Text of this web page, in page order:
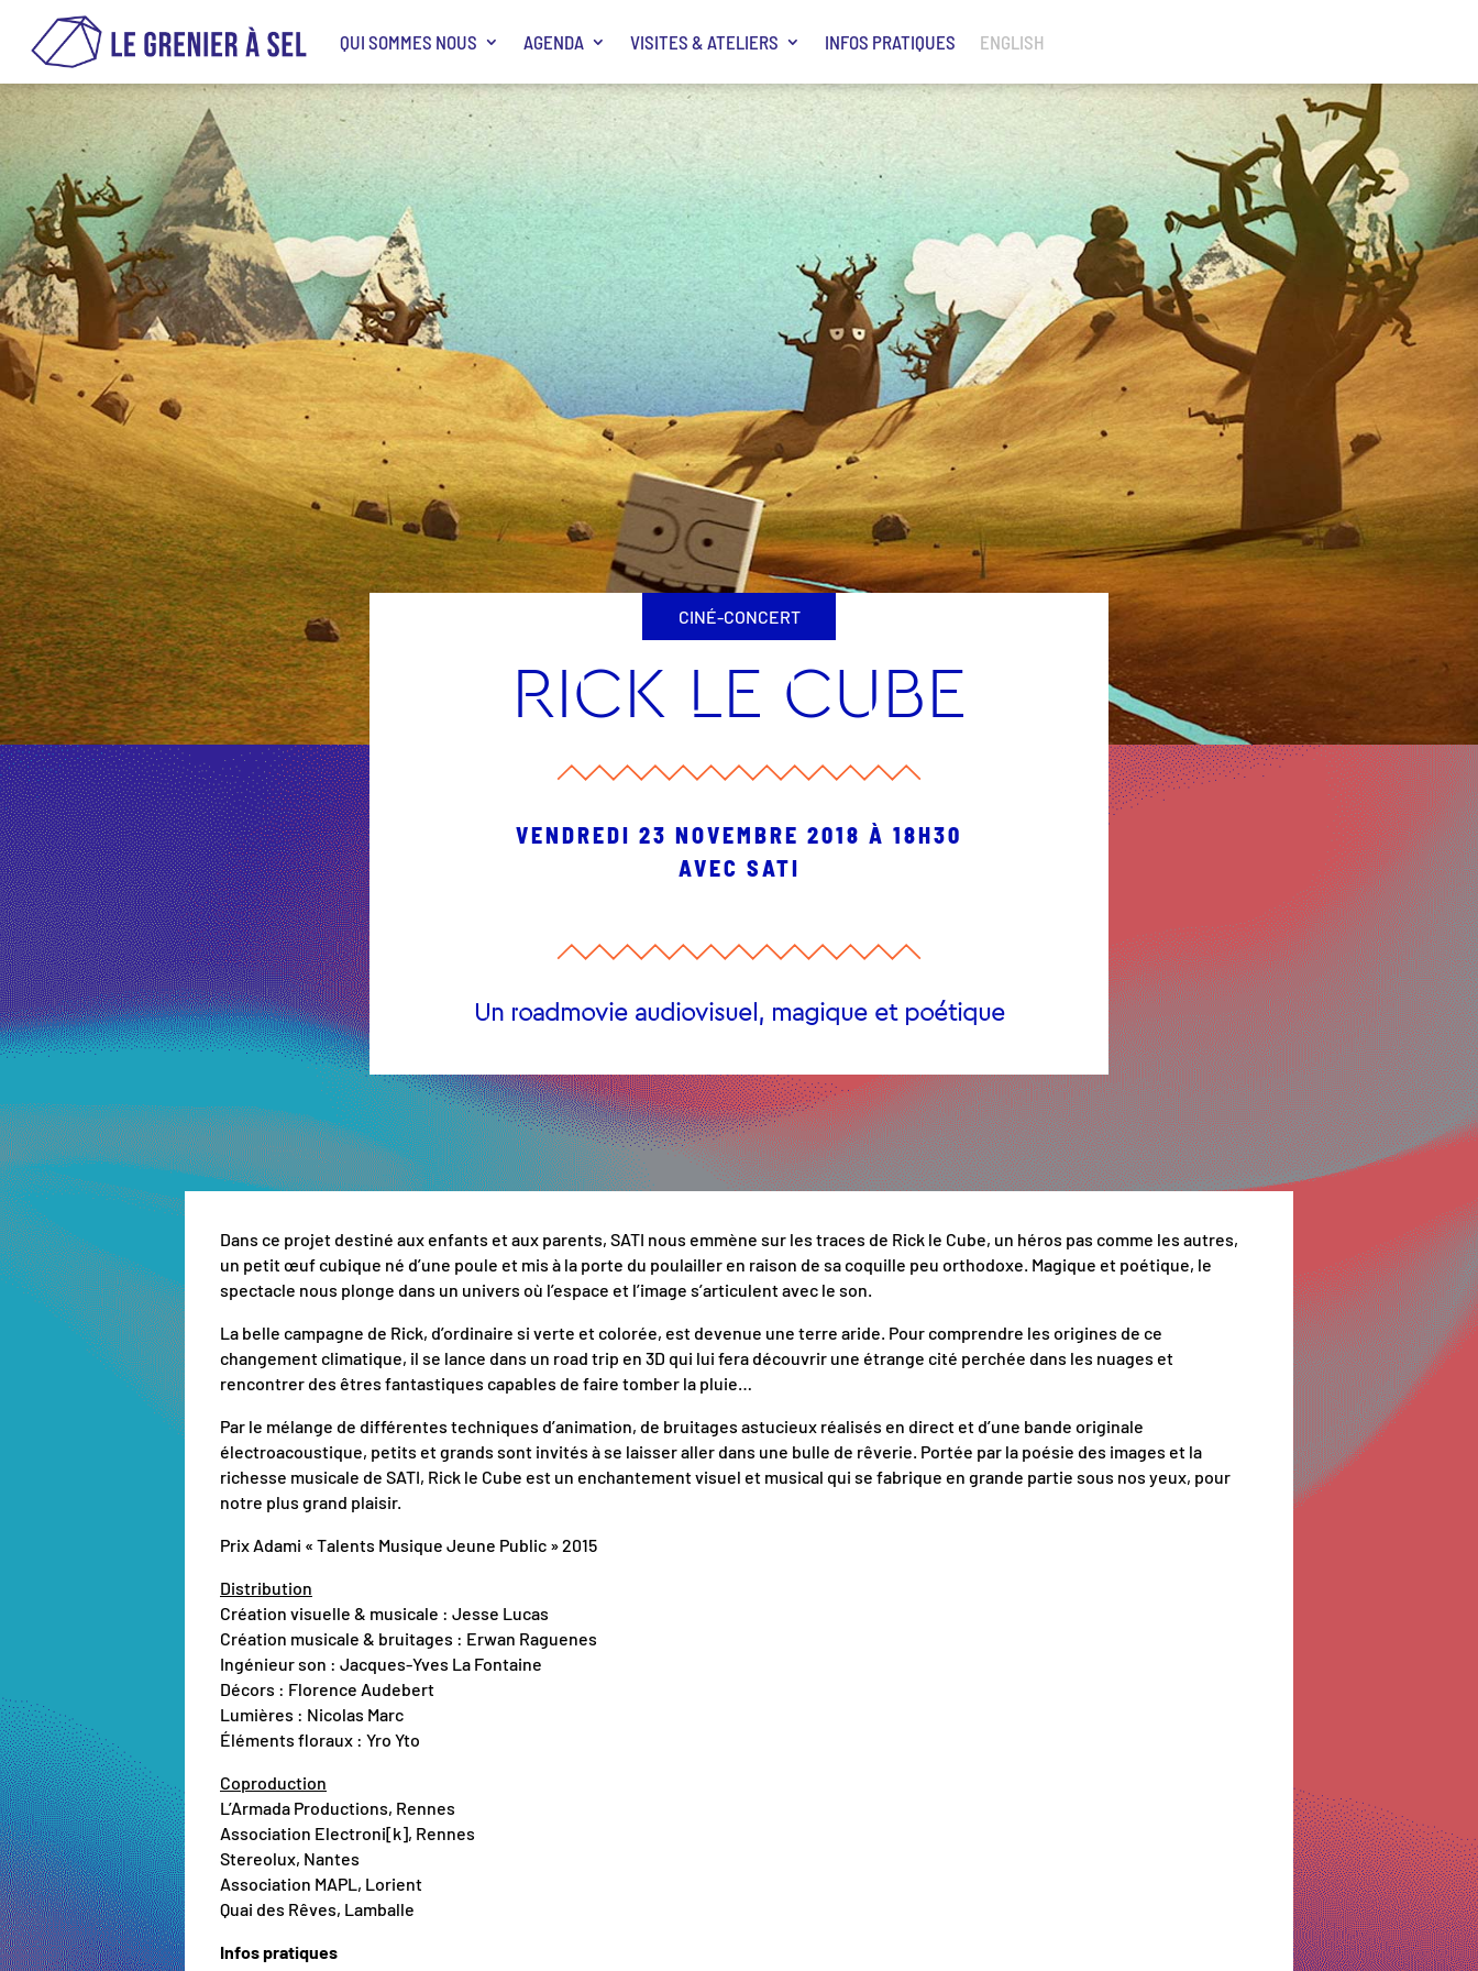
QUI SOMMES NOUS AGENDA VISITES & ATELIERS INFOS PRATIQUES ENGLISH
CINÉ-CONCERT
RICK LE CUBE
VENDREDI 23 NOVEMBRE 2018 À 18H30
AVEC SATI
Un roadmovie audiovisuel, magique et poétique
Dans ce projet destiné aux enfants et aux parents, SATI nous emmène sur les traces de Rick le Cube, un héros pas comme les autres,
un petit œuf cubique né d’une poule et mis à la porte du poulailler en raison de sa coquille peu orthodoxe. Magique et poétique, le
spectacle nous plonge dans un univers où l’espace et l’image s’articulent avec le son.
La belle campagne de Rick, d’ordinaire si verte et colorée, est devenue une terre aride. Pour comprendre les origines de ce
changement climatique, il se lance dans un road trip en 3D qui lui fera découvrir une étrange cité perchée dans les nuages et
rencontrer des êtres fantastiques capables de faire tomber la pluie…
Par le mélange de différentes techniques d’animation, de bruitages astucieux réalisés en direct et d’une bande originale
électroacoustique, petits et grands sont invités à se laisser aller dans une bulle de rêverie. Portée par la poésie des images et la
richesse musicale de SATI, Rick le Cube est un enchantement visuel et musical qui se fabrique en grande partie sous nos yeux, pour
notre plus grand plaisir.
Prix Adami « Talents Musique Jeune Public » 2015
Distribution
Création visuelle & musicale : Jesse Lucas
Création musicale & bruitages : Erwan Raguenes
Ingénieur son : Jacques-Yves La Fontaine
Décors : Florence Audebert
Lumières : Nicolas Marc
Éléments floraux : Yro Yto
Coproduction
L’Armada Productions, Rennes
Association Electroni[k], Rennes
Stereolux, Nantes
Association MAPL, Lorient
Quai des Rêves, Lamballe
Infos pratiques